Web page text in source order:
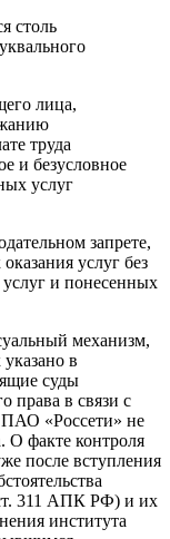
столь
лица,
труда
и безусловное
услуг
запрете,
услуг без
и понесенных
механизм,
в
суды
права в связи с
ПАО «Россети» не
О факте контроля
после вступления
311 АПК РФ) и их
института